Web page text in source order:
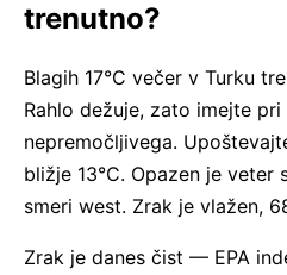
trenutno?
Blagih 17°C večer v Turku
Rahlo dežuje, zato imejte
nepremočljivega.
bližje 13°C. Opazen je
smeri west. Zrak je vlažen,
Zrak je danes čist — EPA